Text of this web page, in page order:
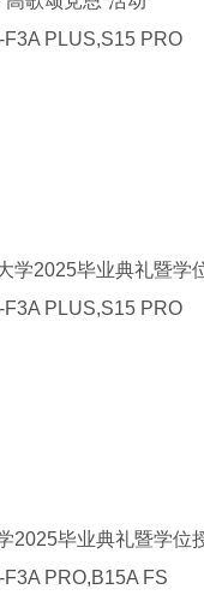
F3A PLUS,S15 PRO
学2025毕业典礼暨学
F3A PLUS,S15 PRO
2025毕业典礼暨学位
F3A PRO,B15A FS